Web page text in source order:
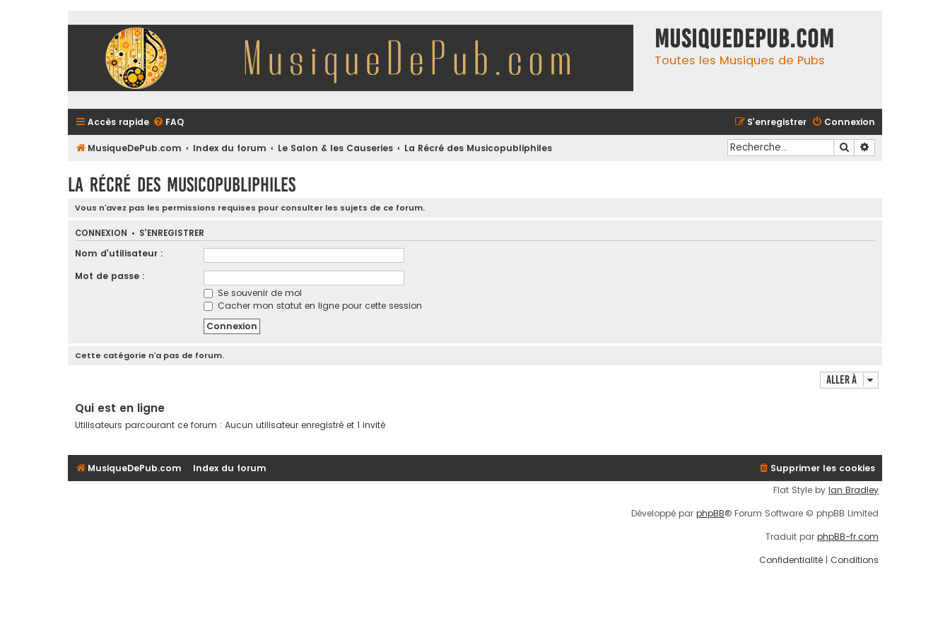
MusiqueDePub.com
Toutes les Musiques de Pubs
Accès rapide FAQ Connexion
S’enregistrer
MusiqueDePub.com Index du forum Le Salon & les Causeries La Récré des Musicopubliphiles Rechercher
La Récré des Musicopubliphiles
Vous n’avez pas les permissions requises pour consulter les sujets de ce forum.
CONNEXION • S’ENREGISTRER
Nom d’utilisateur :
Mot de passe :
Se souvenir de moi
Cacher mon statut en ligne pour cette session
Cette catégorie n’a pas de forum.
Aller à
Qui est en ligne
Utilisateurs parcourant ce forum : Aucun utilisateur enregistré et 1 invité
MusiqueDePub.com Index du forum
Supprimer les cookies
Flat Style by Ian Bradley
Développé par phpBB® Forum Software © phpBB Limited
Traduit par phpBB-fr.com
Confidentialité
Conditions